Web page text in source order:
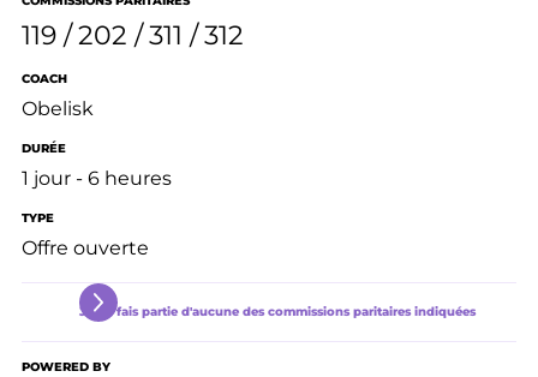
119 202 311 312
COACH
Obelisk
DURÉE
1 jour - 6 heures
TYPE
Offre ouverte
Je ne fais partie d'aucune des commissions paritaires indiquées
POWERED BY